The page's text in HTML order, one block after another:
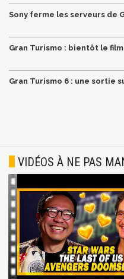
Sony ferme les serveurs de
Gran Turismo : bientôt le film
Gran Turismo 6 : une sortie
VIDÉOS À NE PAS